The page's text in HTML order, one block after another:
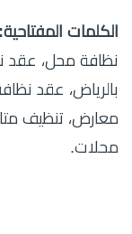
الكلمات المفتاحية:
نظافة محل، عقد
بالرياض، عقد
معارض، تنظيف
محلات.